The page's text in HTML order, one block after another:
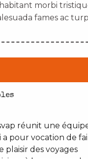
morbi
fames ac
réunit une
a pour vocation de
plaisir des voyages